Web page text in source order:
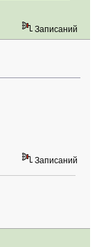
Записаний
Записаний